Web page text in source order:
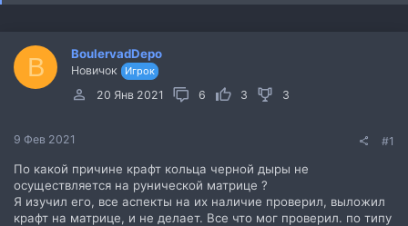
м
а
B BoulervadDepo
Новичок Игрок
20 Янв 2021 6 3 3
9 Фев 2021 #1
По какой причине крафт кольца черной дыры не
осуществляется на рунической матрице ?
Я изучил его, все аспекты на их наличие проверил, выложил
крафт на матрице, и не делает. Все что мог проверил. по типу